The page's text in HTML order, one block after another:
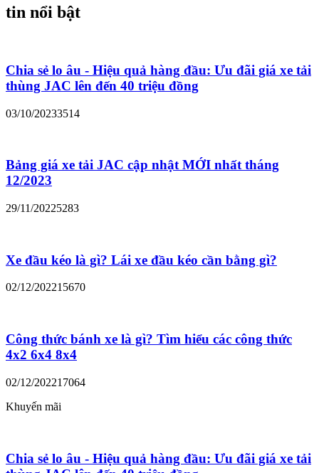
tin nổi bật
Chia sẻ lo âu - Hiệu quả hàng đầu: Ưu đãi giá xe tải
thùng JAC lên đến 40 triệu đồng
03/10/20233514
Bảng giá xe tải JAC cập nhật MỚI nhất tháng
12/2023
29/11/20225283
Xe đầu kéo là gì? Lái xe đầu kéo cần bằng gì?
02/12/202215670
Công thức bánh xe là gì? Tìm hiểu các công thức
4x2 6x4 8x4
02/12/202217064
Khuyến mãi
Chia sẻ lo âu - Hiệu quả hàng đầu: Ưu đãi giá xe tải